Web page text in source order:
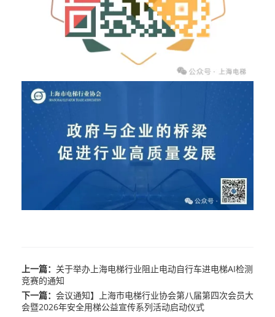
上一篇： 关于举办上海电梯行业阻止电动自行车进电梯AI检测
竞赛的通知
下一篇： 会议通知】上海市电梯行业协会第八届第四次会员大
会暨2026年安全用梯公益宣传系列活动启动仪式